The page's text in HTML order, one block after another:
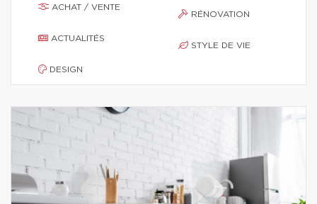
ACHAT / VENTE
ACTUALITÉS
DESIGN
RÉNOVATION
STYLE DE VIE